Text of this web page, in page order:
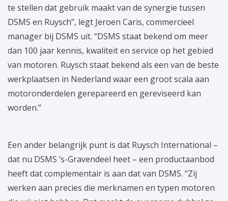
te stellen dat gebruik maakt van de synergie tussen
DSMS en Ruysch”, legt Jeroen Caris, commercieel
manager bij DSMS uit. “DSMS staat bekend om meer
dan 100 jaar kennis, kwaliteit en service op het gebied
van motoren. Ruysch staat bekend als een van de beste
werkplaatsen in Nederland waar een groot scala aan
motoronderdelen gerepareerd en gereviseerd kan
worden.”
Een ander belangrijk punt is dat Ruysch International –
dat nu DSMS ‘s-Gravendeel heet – een productaanbod
heeft dat complementair is aan dat van DSMS. “Zij
werken aan precies die merknamen en typen motoren